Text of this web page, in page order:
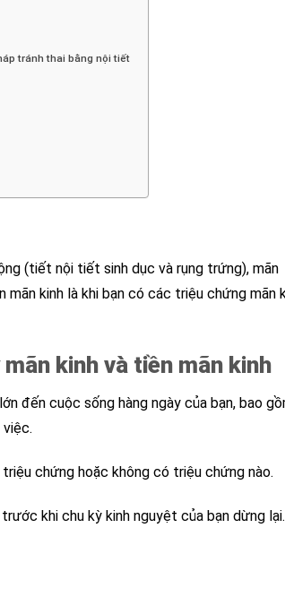
tránh thai bằng nội tiết
(tiết nội tiết sinh dục và rụng trứng), mãn
kinh là khi bạn có các triệu chứng mãn
kinh và tiền mãn kinh
đến cuộc sống hàng ngày của bạn, bao
chứng hoặc không có triệu chứng nào.
khi chu kỳ kinh nguyệt của bạn dừng lại.